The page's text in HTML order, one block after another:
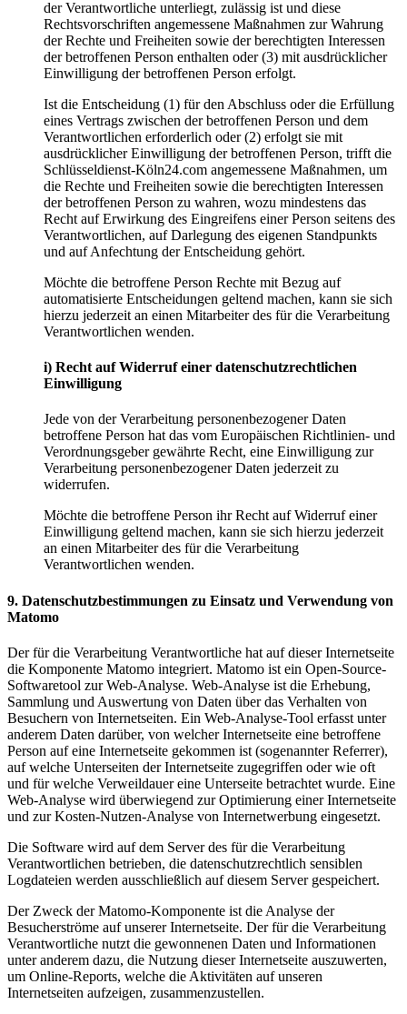
der Verantwortliche unterliegt, zulässig ist und diese
Rechtsvorschriften angemessene Maßnahmen zur Wahrung
der Rechte und Freiheiten sowie der berechtigten Interessen
der betroffenen Person enthalten oder (3) mit ausdrücklicher
Einwilligung der betroffenen Person erfolgt.
Ist die Entscheidung (1) für den Abschluss oder die Erfüllung
eines Vertrags zwischen der betroffenen Person und dem
Verantwortlichen erforderlich oder (2) erfolgt sie mit
ausdrücklicher Einwilligung der betroffenen Person, trifft die
Schlüsseldienst-Köln24.com angemessene Maßnahmen, um
die Rechte und Freiheiten sowie die berechtigten Interessen
der betroffenen Person zu wahren, wozu mindestens das
Recht auf Erwirkung des Eingreifens einer Person seitens des
Verantwortlichen, auf Darlegung des eigenen Standpunkts
und auf Anfechtung der Entscheidung gehört.
Möchte die betroffene Person Rechte mit Bezug auf
automatisierte Entscheidungen geltend machen, kann sie sich
hierzu jederzeit an einen Mitarbeiter des für die Verarbeitung
Verantwortlichen wenden.
i) Recht auf Widerruf einer datenschutzrechtlichen
Einwilligung
Jede von der Verarbeitung personenbezogener Daten
betroffene Person hat das vom Europäischen Richtlinien- und
Verordnungsgeber gewährte Recht, eine Einwilligung zur
Verarbeitung personenbezogener Daten jederzeit zu
widerrufen.
Möchte die betroffene Person ihr Recht auf Widerruf einer
Einwilligung geltend machen, kann sie sich hierzu jederzeit
an einen Mitarbeiter des für die Verarbeitung
Verantwortlichen wenden.
9. Datenschutzbestimmungen zu Einsatz und Verwendung von
Matomo
Der für die Verarbeitung Verantwortliche hat auf dieser Internetseite
die Komponente Matomo integriert. Matomo ist ein Open-Source-
Softwaretool zur Web-Analyse. Web-Analyse ist die Erhebung,
Sammlung und Auswertung von Daten über das Verhalten von
Besuchern von Internetseiten. Ein Web-Analyse-Tool erfasst unter
anderem Daten darüber, von welcher Internetseite eine betroffene
Person auf eine Internetseite gekommen ist (sogenannter Referrer),
auf welche Unterseiten der Internetseite zugegriffen oder wie oft
und für welche Verweildauer eine Unterseite betrachtet wurde. Eine
Web-Analyse wird überwiegend zur Optimierung einer Internetseite
und zur Kosten-Nutzen-Analyse von Internetwerbung eingesetzt.
Die Software wird auf dem Server des für die Verarbeitung
Verantwortlichen betrieben, die datenschutzrechtlich sensiblen
Logdateien werden ausschließlich auf diesem Server gespeichert.
Der Zweck der Matomo-Komponente ist die Analyse der
Besucherströme auf unserer Internetseite. Der für die Verarbeitung
Verantwortliche nutzt die gewonnenen Daten und Informationen
unter anderem dazu, die Nutzung dieser Internetseite auszuwerten,
um Online-Reports, welche die Aktivitäten auf unseren
Internetseiten aufzeigen, zusammenzustellen.